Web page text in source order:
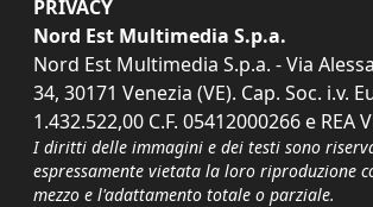
PRIVACY
Nord Est Multimedia S.p.a.
Nord Est Multimedia S.p.a. - Via
34, 30171 Venezia (VE). Cap. Soc. i.v.
1.432.522,00 C.F. 05412000266 e REA
I diritti delle immagini e dei testi sono
espressamente vietata la loro riproduzione
mezzo e l'adattamento totale o parziale.